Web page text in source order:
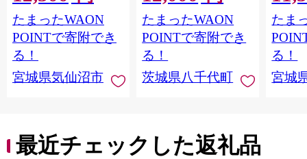
鮭切身 シャケ 切り身
冷凍 家庭用 おかず 弁
当 支援 サーモン 銀鮭
切り身 魚 わけあり
たまったWAON
POINTで寄附でき
る！
宮城県気仙沼市
鰻 ふぞろい 不揃い う
な重 ひつまぶし 人気
茨城 八千代町 ふるさ
と納税 冷凍 [SF951ya]
たまったWAON
POINTで寄附でき
る！
茨城県八千代町
お刺し
生 生
鮭 銀
介
たま
る！
宮城
最近チェックした返礼品